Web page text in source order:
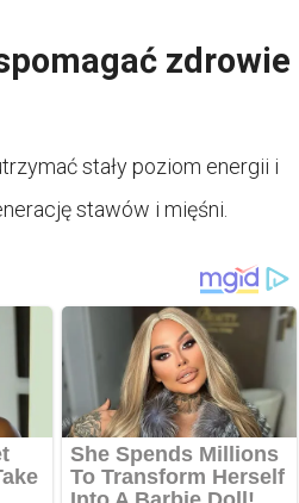
zdrowie
stały poziom energii i
stawów i mięśni.